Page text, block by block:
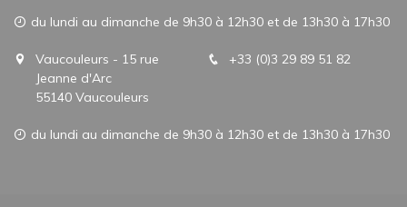
du lundi au dimanche de 9h30 à 12h30 et de 13h30 à 17h30
Vaucouleurs - 15 rue
Jeanne d'Arc
55140 Vaucouleurs
+33 (0)3 29 89 51 82
du lundi au dimanche de 9h30 à 12h30 et de 13h30 à 17h30